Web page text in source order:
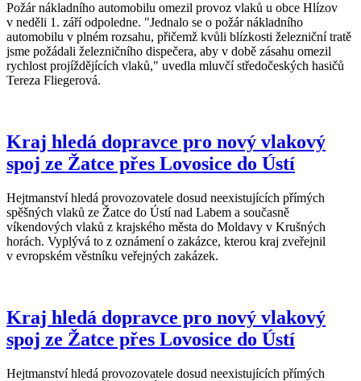
Požár nákladního automobilu omezil provoz vlaků u obce Hlízov
v neděli 1. září odpoledne. "Jednalo se o požár nákladního
automobilu v plném rozsahu, přičemž kvůli blízkosti železniční tratě
jsme požádali železničního dispečera, aby v době zásahu omezil
rychlost projíždějících vlaků," uvedla mluvčí středočeských hasičů
Tereza Fliegerová.
Kraj hledá dopravce pro nový vlakový
spoj ze Žatce přes Lovosice do Ústí
Hejtmanství hledá provozovatele dosud neexistujících přímých
spěšných vlaků ze Žatce do Ústí nad Labem a současně
víkendových vlaků z krajského města do Moldavy v Krušných
horách. Vyplývá to z oznámení o zakázce, kterou kraj zveřejnil
v evropském věstníku veřejných zakázek.
Kraj hledá dopravce pro nový vlakový
spoj ze Žatce přes Lovosice do Ústí
Hejtmanství hledá provozovatele dosud neexistujících přímých